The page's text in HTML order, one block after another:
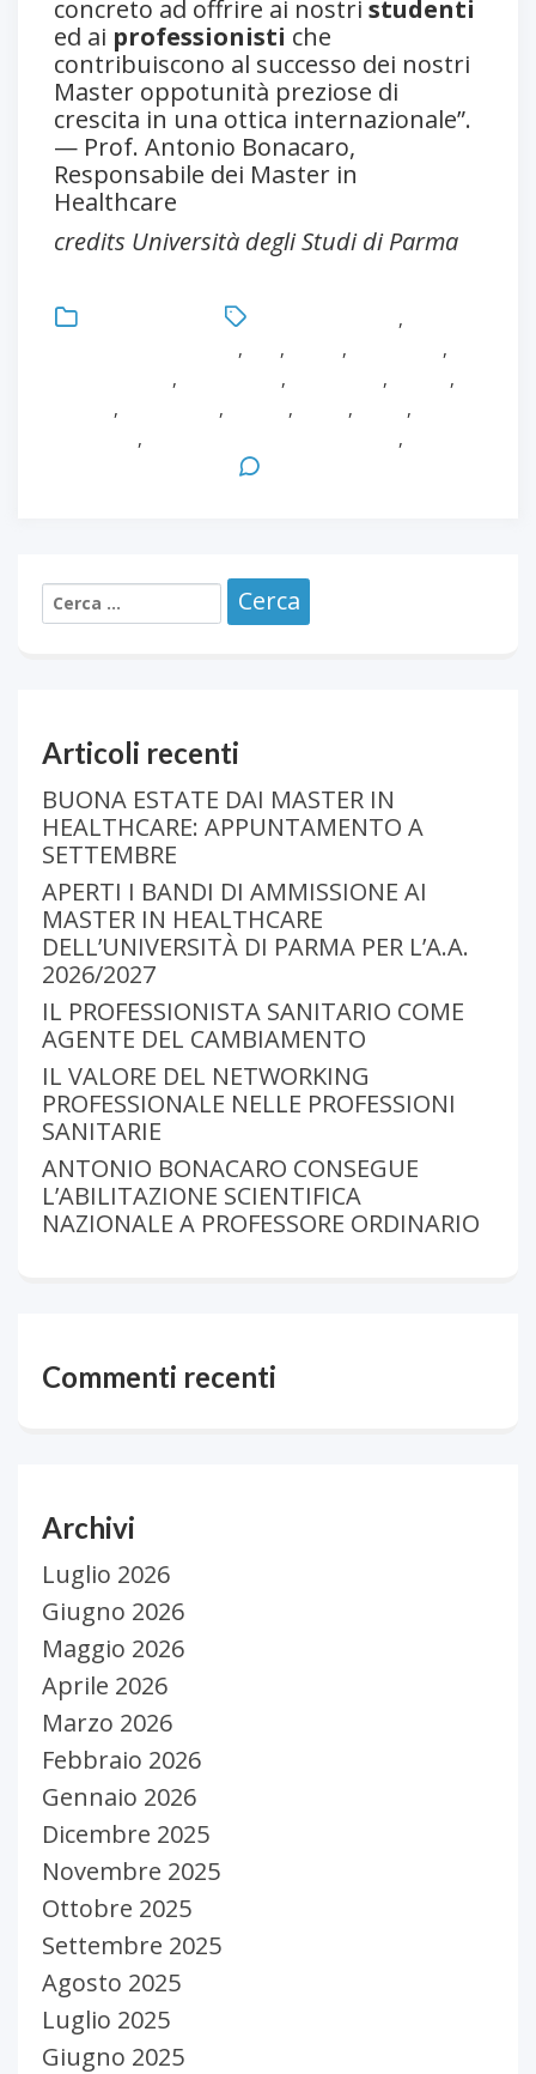
concreto ad offrire ai nostri studenti
ed ai professionisti che
contribuiscono al successo dei nostri
Master oppotunità preziose di
crescita in una ottica internazionale”.
— Prof. Antonio Bonacaro,
Responsabile dei Master in
Healthcare
credits Università degli Studi di Parma
,
, , ,
,
, , ,
,
, , , ,
,
,
,
Articoli recenti
BUONA ESTATE DAI MASTER IN
HEALTHCARE: APPUNTAMENTO A
SETTEMBRE
APERTI I BANDI DI AMMISSIONE AI
MASTER IN HEALTHCARE
DELL’UNIVERSITÀ DI PARMA PER L’A.A.
2026/2027
IL PROFESSIONISTA SANITARIO COME
AGENTE DEL CAMBIAMENTO
IL VALORE DEL NETWORKING
PROFESSIONALE NELLE PROFESSIONI
SANITARIE
ANTONIO BONACARO CONSEGUE
L’ABILITAZIONE SCIENTIFICA
NAZIONALE A PROFESSORE ORDINARIO
Commenti recenti
Archivi
Luglio 2026
Giugno 2026
Maggio 2026
Aprile 2026
Marzo 2026
Febbraio 2026
Gennaio 2026
Dicembre 2025
Novembre 2025
Ottobre 2025
Settembre 2025
Agosto 2025
Luglio 2025
Giugno 2025